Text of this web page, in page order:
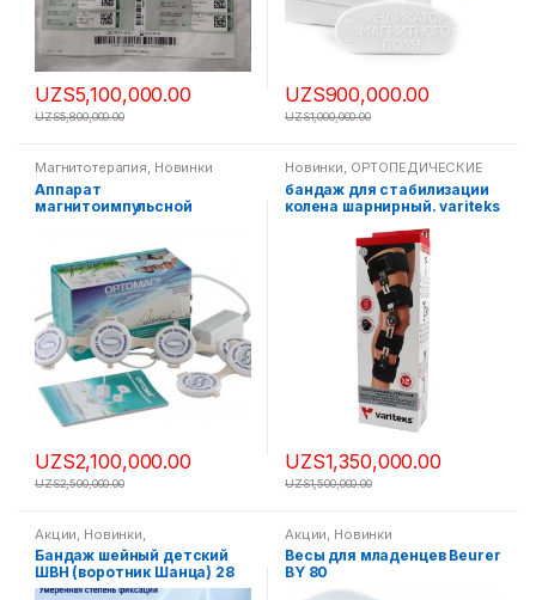
UZS5,100,000.00
UZS5,800,000.00
UZS900,000.00
UZS1,000,000.00
Магнитотерапия, Новинки
Аппарат
магнитоимпульсной
UZS2,100,000.00
UZS2,500,000.00
Новинки, ОРТОПЕДИЧЕСКИЕ
ИЗДЕЛИЯ Ходунки , Стул
горшок, трость
бандаж для стабилизации
колена шарнирный. variteks
UZS1,350,000.00
UZS1,500,000.00
Акции Новинки
ОРТОПЕДИЧЕСКИЕ ИЗДЕЛИЯ
Хиты продаж
Бандаж шейный детский
ШВН (воротник Шанца) 28
см x 2,7 см, Россия
Акции Новинки
Весы для младенцев Beurer
BY 80